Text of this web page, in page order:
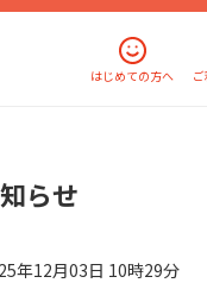
はじめての方へ
らせ
年12月03日 10時29分